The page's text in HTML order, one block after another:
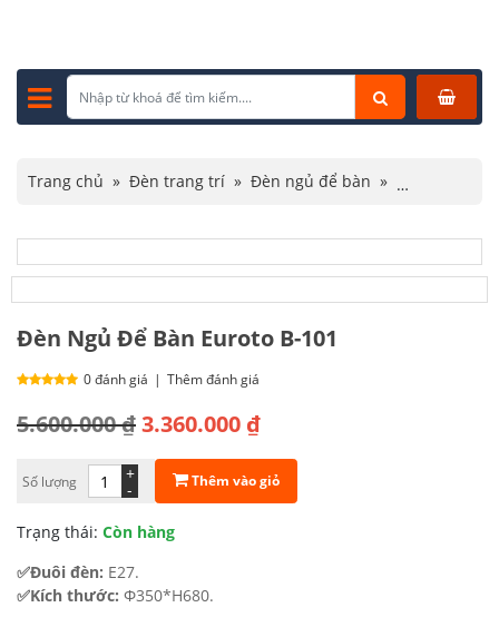
Trang chủ » Đèn trang trí » Đèn ngủ để bàn »
Đèn Ngủ Để Bàn Euroto B-101
0 đánh giá | Thêm đánh giá
5.600.000₫
Giá
là:
5.600.000 ₫.
3.360.000 ₫
Giá
tại
là:
3.360.000 ₫.
Số lượng -
+ Thêm vào giỏ
Trạng thái: Còn hàng
✅Đuôi đèn: E27.
✅Kích thước: Φ350*H680.